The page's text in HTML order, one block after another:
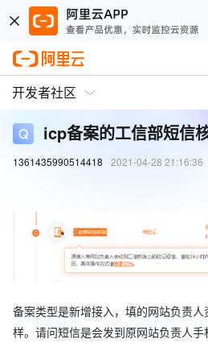
开发者社区
icp备案的工信部短信
1361435990514418 2021-04-28 21:16:36
备案类型是新增接入，填的网站负责
样。请问短信是会发到原网站负责人手